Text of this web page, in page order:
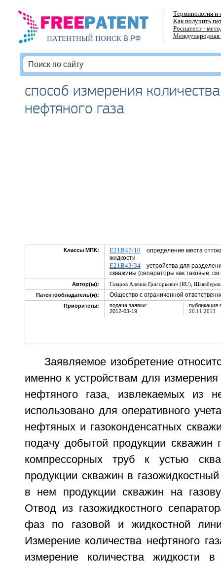
ПАТЕНТНЫЙ ПОИСКВ РФ
Терминология и
Как получить
Роспатент -
Международная
способ измерения
нефтяного газа
Классы МПК: E21B47/10 определение места
жидкости
E21B43/34устройства для
скважины (сепараторы как таковые,
Автор(ы): Газаров Аленик Григорьевич (RU),
Патентообладатель(и):
Общество с ограниченной
Приоритеты:
подача заявки:
2012-03-19
публикация
20.11.2013
Заявляемое изобретение
именно к устройствам для
нефтяного газа, извлекаемых из
использовано для оперативного
нефтяных и газоконденсатных
подачу добытой продукции скважин
компрессорных труб к устью
продукции скважин в
в нем продукции скважин на
Отвод из газожидкостного
фаз по газовой и жидкостной
Измерение количества нефтяного
измерение количества жидкости